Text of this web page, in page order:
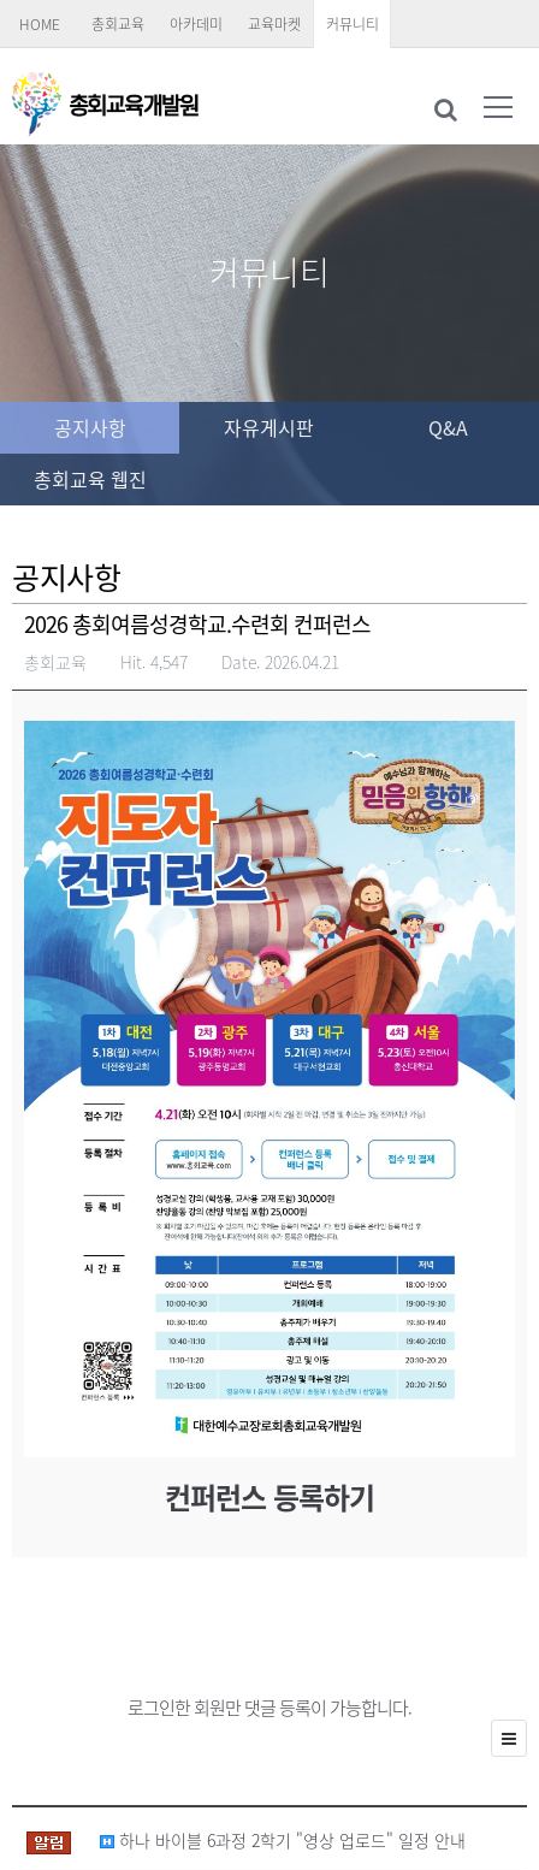
HOME 총회교육 아카데미 교육마켓 커뮤니티
커뮤니티
공지사항 자유게시판
Q&A
총회교육 웹진
공지사항
2026 총회여름성경학교.수련회 컨퍼런스
총회교육 Hit. 4,547 Date. 2026.04.21
컨퍼런스 등록하기
로그인한 회원만 댓글 등록이 가능합니다.
하나 바이블 6과정 2학기 "영상 업로드" 일정 안내